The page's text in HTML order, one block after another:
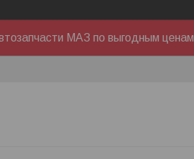
МАЗ по выгодным ценам